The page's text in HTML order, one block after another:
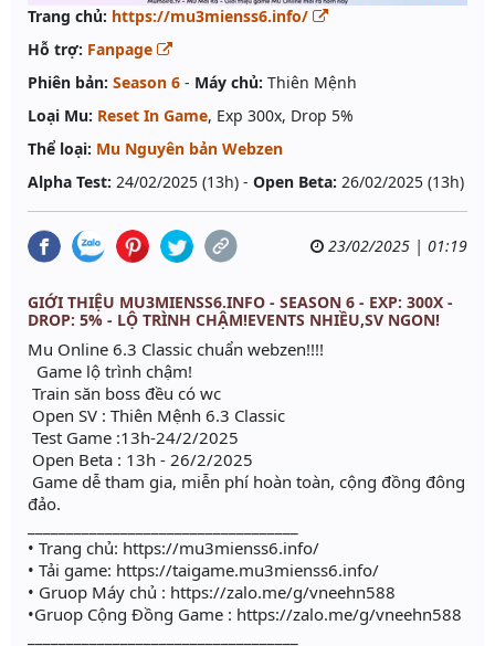
Trang chủ: https://mu3mienss6.info/
Hỗ trợ: Fanpage
Phiên bản: Season 6 - Máy chủ: Thiên Mệnh
Loại Mu: Reset In Game, Exp 300x, Drop 5%
Thể loại: Mu Nguyên bản Webzen
Alpha Test: 24/02/2025 (13h) - Open Beta: 26/02/2025 (13h)
23/02/2025 | 01:19
GIỚI THIỆU MU3MIENSS6.INFO - SEASON 6 - EXP: 300X -
DROP: 5% - LỘ TRÌNH CHẬM!EVENTS NHIỀU,SV NGON!
Mu Online 6.3 Classic chuẩn webzen!!!!
Game lộ trình chậm!
Train săn boss đều có wc
Open SV : Thiên Mệnh 6.3 Classic
Test Game :13h-24/2/2025
Open Beta : 13h - 26/2/2025
Game dễ tham gia, miễn phí hoàn toàn, cộng đồng đông
đảo.
• Trang chủ: https://mu3mienss6.info/
• Tải game: https://taigame.mu3mienss6.info/
• Gruop Máy chủ : https://zalo.me/g/vneehn588
•Gruop Cộng Đồng Game : https://zalo.me/g/vneehn588